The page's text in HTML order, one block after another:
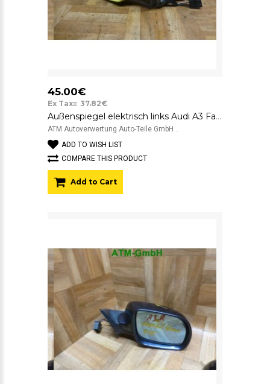
45.00€
Ex Tax:: 37.82€
Außenspiegel elektrisch links Audi A3 Farbe gelb 014740 010480
ATM Autoverwertung Auto-Teile GmbH ..
ADD TO WISH LIST
COMPARE THIS PRODUCT
Add to Cart